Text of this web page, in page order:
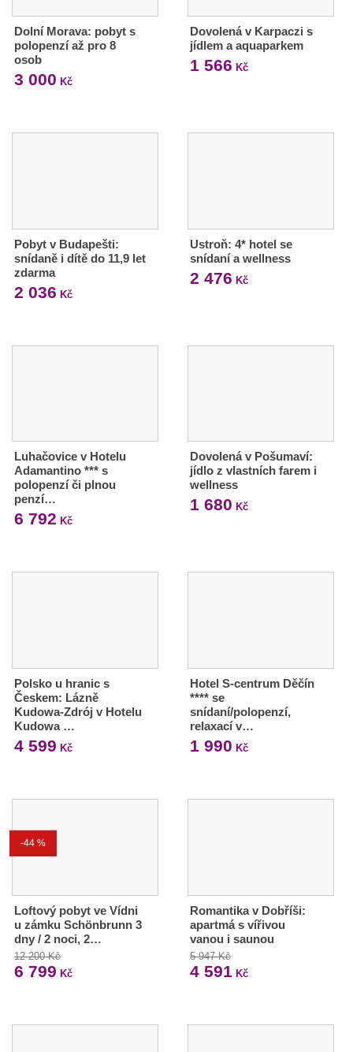
Dolní Morava: pobyt s
polopenzí až pro 8
osob
3 000 Kč
Dovolená v Karpaczi s
jídlem a aquaparkem
1 566 Kč
Pobyt v Budapešti:
snídaně i dítě do 11,9 let
zdarma
2 036 Kč
Ustroň: 4* hotel se
snídaní a wellness
2 476 Kč
Luhačovice v Hotelu
Adamantino *** s
polopenzí či plnou
penzí…
6 792 Kč
Dovolená v Pošumaví:
jídlo z vlastních farem i
wellness
1 680 Kč
Polsko u hranic s
Českem: Lázně
Kudowa-Zdrój v Hotelu
Kudowa …
4 599 Kč
Hotel S-centrum Děčín
**** se
snídaní/polopenzí,
relaxací v…
1 990 Kč
-44 %
Loftový pobyt ve Vídni
u zámku Schönbrunn 3
dny / 2 noci, 2…
12 200 Kč
6 799 Kč
Romantika v Dobříši:
apartmá s vířivou
vanou i saunou
5 947 Kč
4 591 Kč